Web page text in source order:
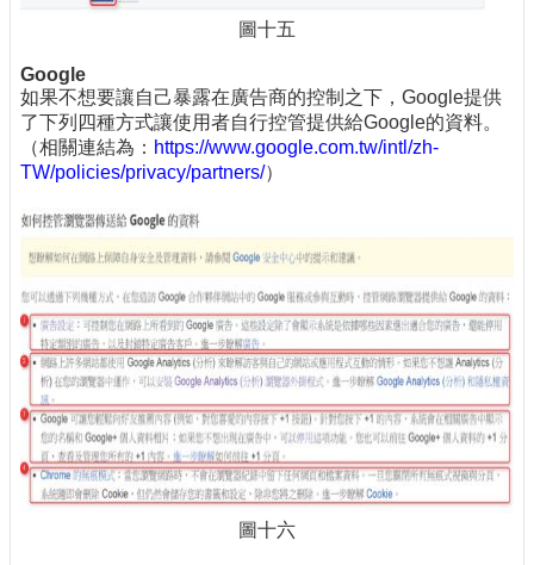
圖十五
Google
如果不想要讓自己暴露在廣告商的控制之下，Google提供
了下列四種方式讓使用者自行控管提供給Google的資料。
（相關連結為： https://www.google.com.tw/intl/zh-
TW/policies/privacy/partners/）
圖十六